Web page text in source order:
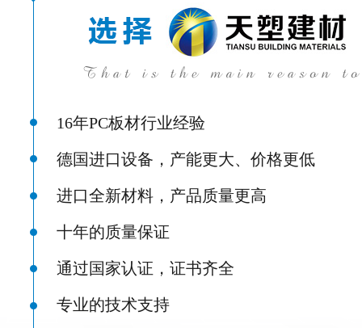
16年PC板材行业经验
德国进口设备，产能更大、价格更低
进口全新材料，产品质量更高
十年的质量保证
通过国家认证，证书齐全
专业的技术支持